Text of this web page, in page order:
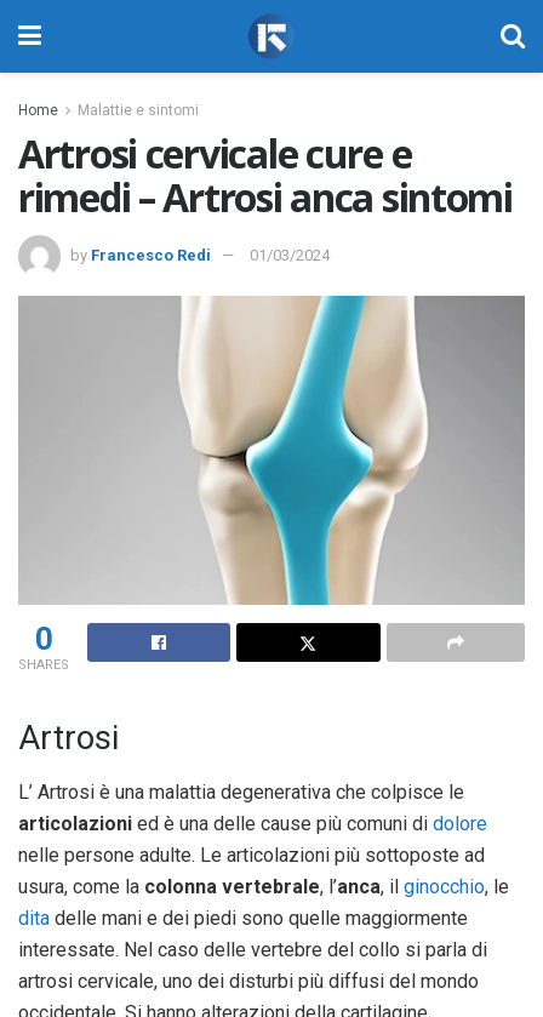
Home Malattie e sintomi
Artrosi cervicale cure e
rimedi – Artrosi anca sintomi
by Francesco Redi 01/03/2024
0
SHARES
Artrosi
L’ Artrosi è una malattia degenerativa che colpisce le
articolazioni ed è una delle cause più comuni di dolore
nelle persone adulte. Le articolazioni più sottoposte ad
usura, come la colonna vertebrale, l’anca, il ginocchio, le
dita delle mani e dei piedi sono quelle maggiormente
interessate. Nel caso delle vertebre del collo si parla di
artrosi cervicale, uno dei disturbi più diffusi del mondo